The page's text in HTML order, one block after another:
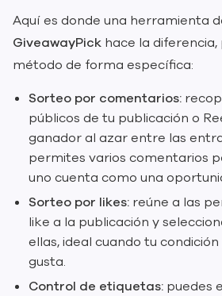
Aquí es donde una herramienta
GiveawayPick hace la
método de forma específica:
Sorteo por comentarios:
públicos de tu publicación o
ganador al azar entre las
permites varios comentarios
uno cuenta como una
Sorteo por likes: reúne a las
like a la publicación y
ellas, ideal cuando tu
gusta.
Control de etiquetas: puedes